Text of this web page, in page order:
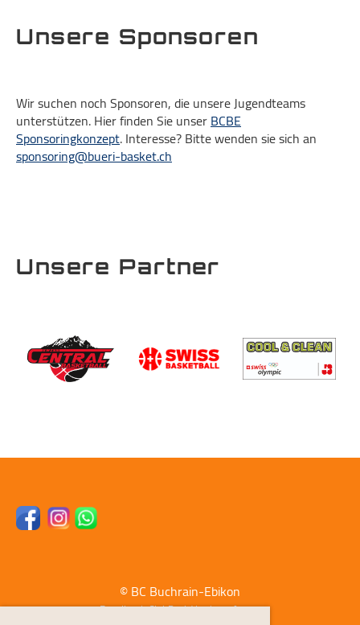
Unsere Sponsoren
Wir suchen noch Sponsoren, die unsere Jugendteams
unterstützen. Hier finden Sie unserBCBE
Sponsoringkonzept. Interesse? Bitte wenden sie sich an
sponsoring@bueri-basket.ch
Unsere Partner
© BC Buchrain-Ebikon
Erstellt mit ClubDesk Vereinssoftware